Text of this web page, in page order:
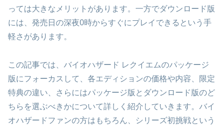
っては大きなメリットがあります。一方でダウンロード版
には、発売日の深夜0時からすぐにプレイできるという手
軽さがあります。
この記事では、バイオハザード レクイエムのパッケージ
版にフォーカスして、各エディションの価格や内容、限定
特典の違い、さらにはパッケージ版とダウンロード版のど
ちらを選ぶべきかについて詳しく紹介していきます。バイ
オハザードファンの方はもちろん、シリーズ初挑戦という